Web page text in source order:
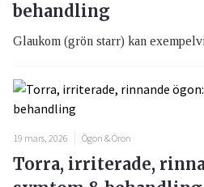
behandling
Glaukom (grön starr) kan
19 mars, 2026 Ögon & Öron
Torra, irriterade,